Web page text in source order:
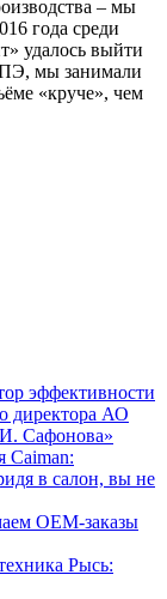
– мы
года среди
удалось выйти
мы занимали
«круче», чем
эффективности
директора АО
Сафонова»
Caiman:
в салон, вы не
ОЕМ-заказы
Рысь: